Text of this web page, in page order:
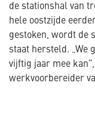
de stationshal van
hele oostzijde
gestoken, wordt de
staat hersteld. „We
vijftig jaar mee
werkvoorbereider